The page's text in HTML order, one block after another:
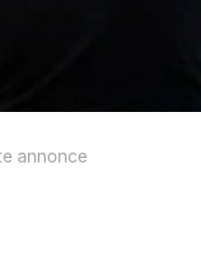
annonce